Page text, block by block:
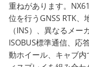
重ねがあります。
位を行うGNSS RTK
（INS）、異なるメ
ISOBUS標準通信、応
動ホイール、キャブ